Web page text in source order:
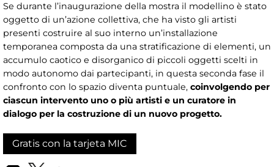
Se durante l’inaugurazione della mostra il modellino è stato
oggetto di un’azione collettiva, che ha visto gli artisti
presenti costruire al suo interno un’installazione
temporanea composta da una stratificazione di elementi, un
accumulo caotico e disorganico di piccoli oggetti scelti in
modo autonomo dai partecipanti, in questa seconda fase il
confronto con lo spazio diventa puntuale, coinvolgendo per
ciascun intervento uno o più artisti e un curatore in
dialogo per la costruzione di un nuovo progetto.
Gratis con la tarjeta MIC